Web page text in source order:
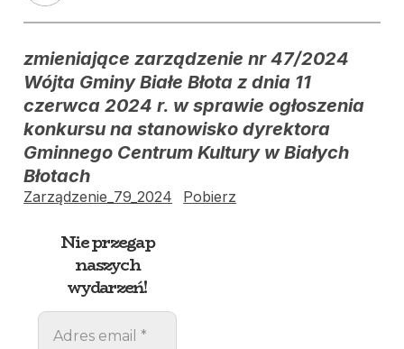
zmieniające zarządzenie nr 47/2024
Wójta Gminy Białe Błota z dnia 11
czerwca 2024 r. w sprawie ogłoszenia
konkursu na stanowisko dyrektora
Gminnego Centrum Kultury w Białych
Błotach
Zarządzenie_79_2024 Pobierz
Nie przegap
naszych
wydarzeń!